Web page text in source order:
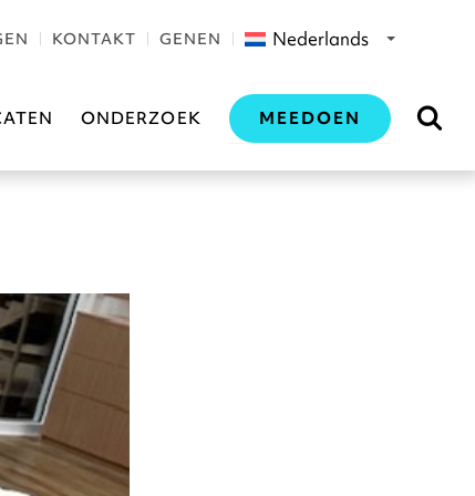
KONTAKT GENEN Nederlands
ONDERZOEK MEEDOEN